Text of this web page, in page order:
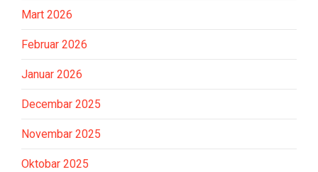
Mart 2026
Februar 2026
Januar 2026
Decembar 2025
Novembar 2025
Oktobar 2025